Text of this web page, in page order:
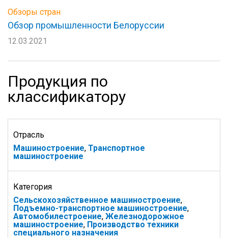
Обзоры стран
Обзор промышленности Белоруссии
12.03.2021
Продукция по
классификатору
Отрасль
Машиностроение, Транспортное
машиностроение
Категория
Сельскохозяйственное машиностроение,
Подъемно-транспортное машиностроение,
Автомобилестроение, Железнодорожное
машиностроение, Производство техники
специального назначения